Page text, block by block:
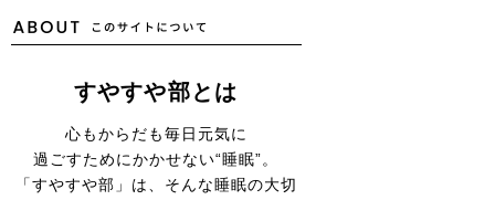
すやすや部とは
心もからだも毎日元気に
過ごすためにかかせない“睡眠”。
「すやすや部」は、そんな睡眠の大切